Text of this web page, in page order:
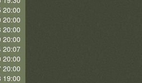
20:00
20:00
20:00
20:00
20:07
20:00
20:00
19:00